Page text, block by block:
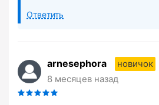
Ответить
arnesephora
новичок
8 месяцев назад